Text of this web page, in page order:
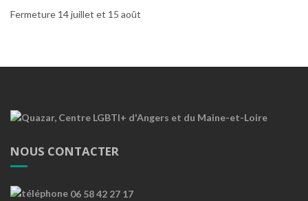
Fermeture 14 juillet et 15 août
NOUS CONTACTER
06 58 42 27 17